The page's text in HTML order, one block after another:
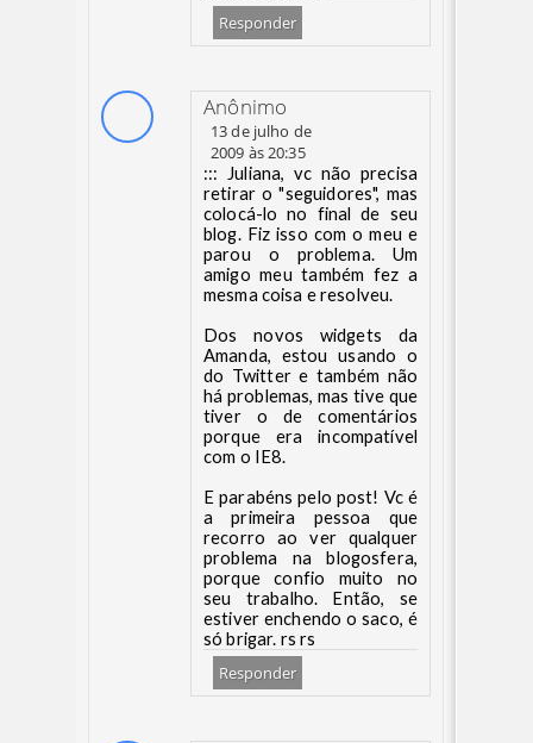
Responder
Anônimo
13 de julho de
2009 às 20:35
::: Juliana, vc não precisa
retirar o "seguidores", mas
colocá-lo no final de seu
blog. Fiz isso com o meu e
parou o problema. Um
amigo meu também fez a
mesma coisa e resolveu.
Dos novos widgets da
Amanda, estou usando o
do Twitter e também não
há problemas, mas tive que
tiver o de comentários
porque era incompatível
com o IE8.
E parabéns pelo post! Vc é
a primeira pessoa que
recorro ao ver qualquer
problema na blogosfera,
porque confio muito no
seu trabalho. Então, se
estiver enchendo o saco, é
só brigar. rs rs
Responder